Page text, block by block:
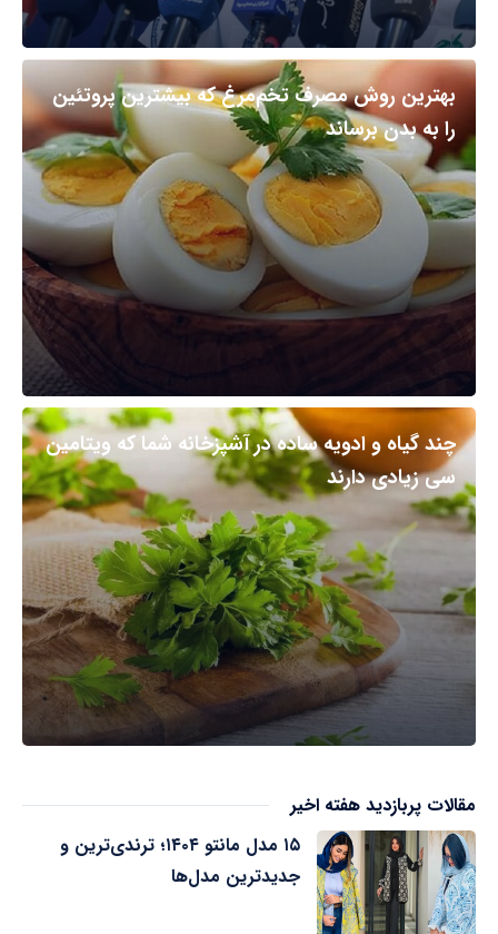
بهترین روش مصرف تخم‌مرغ که بیشترین پروتئین
را به بدن برساند
چند گیاه و ادویه ساده در آشپزخانه شما که ویتامین
سی زیادی دارند
مقالات پربازدید هفته اخیر
۱۵ مدل مانتو ۱۴۰۴؛ ترندی‌ترین و
جدیدترین مدل‌ها